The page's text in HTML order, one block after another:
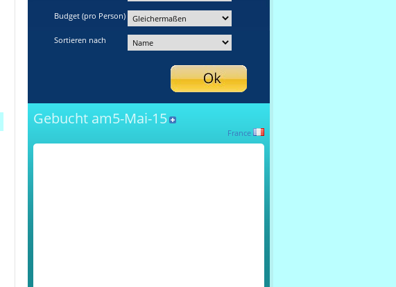
Budget (pro Person)
Sortieren nach
Gebucht am5-Mai-15
France